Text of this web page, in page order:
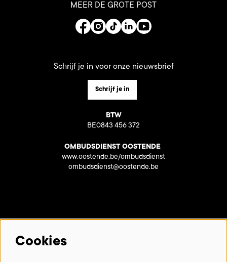
MEER DE GROTE POST
Schrijf je in voor onze nieuwsbrief
Schrijf je in
BTW
BE0843 456 372
OMBUDSDIENST OOSTENDE
www.oostende.be/ombudsdienst
ombudsdienst@oostende.be
Cookies